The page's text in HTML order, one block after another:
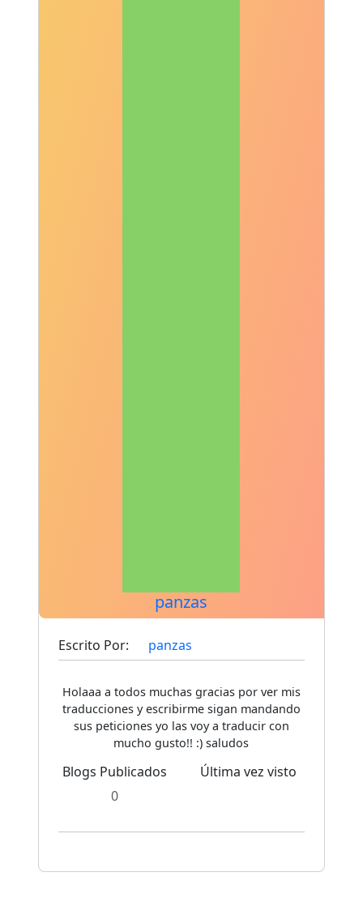
panzas
Escrito Por: panzas
Holaaa a todos muchas gracias por ver mis
traducciones y escribirme sigan mandando
sus peticiones yo las voy a traducir con
mucho gusto!! :) saludos
Blogs Publicados
0
Última vez visto